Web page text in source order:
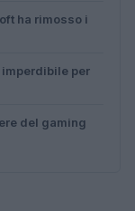
ha rimosso i
per
del gaming